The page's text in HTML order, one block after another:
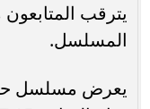
المسلسل.